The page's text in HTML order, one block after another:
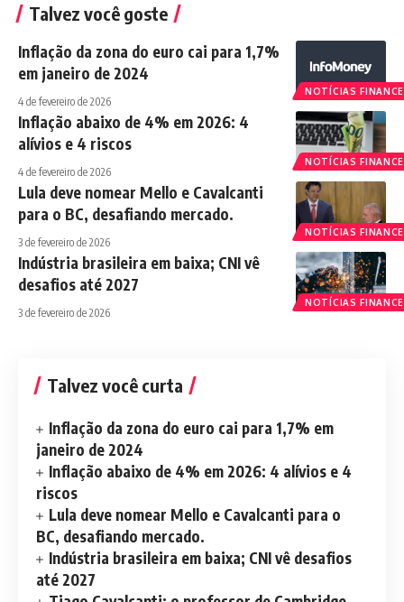
Talvez você goste
NOTÍCIAS
Inflação da zona do euro cai para 1,7%
em janeiro de 2024
4 de fevereiro de 2026
NOTÍCIAS
Inflação abaixo de 4% em 2026: 4
alívios e 4 riscos
4 de fevereiro de 2026
NOTÍCIAS
Lula deve nomear Mello e Cavalcanti
para o BC, desafiando mercado.
3 de fevereiro de 2026
NOTÍCIAS
Indústria brasileira em baixa; CNI vê
desafios até 2027
3 de fevereiro de 2026
Talvez você curta
Inflação da zona do euro cai para 1,7% em
janeiro de 2024
Inflação abaixo de 4% em 2026: 4 alívios e 4
riscos
Lula deve nomear Mello e Cavalcanti para o
BC, desafiando mercado.
Indústria brasileira em baixa; CNI vê desafios
até 2027